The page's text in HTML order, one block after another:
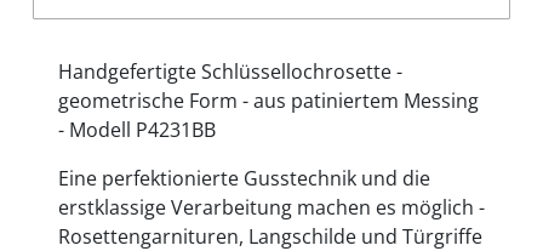
Handgefertigte Schlüssellochrosette -
geometrische Form - aus patiniertem Messing
- Modell P4231BB
Eine perfektionierte Gusstechnik und die
erstklassige Verarbeitung machen es möglich -
Rosettengarnituren, Langschilde und Türgriffe